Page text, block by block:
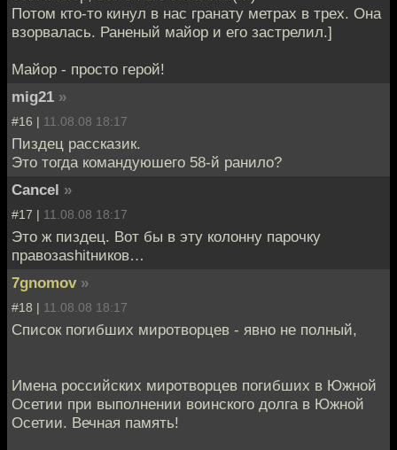
Потом кто-то кинул в нас гранату метрах в трех. Она
взорвалась. Раненый майор и его застрелил.]
Майор - просто герой!
mig21 »
#16 | 11.08.08 18:17
Пиздец рассказик.
Это тогда командуюшего 58-й ранило?
Cancel »
#17 | 11.08.08 18:17
Это ж пиздец. Вот бы в эту колонну парочку
правозаshitников…
7gnomov »
#18 | 11.08.08 18:17
Список погибших миротворцев - явно не полный,
Имена российских миротворцев погибших в Южной
Осетии при выполнении воинского долга в Южной
Осетии. Вечная память!